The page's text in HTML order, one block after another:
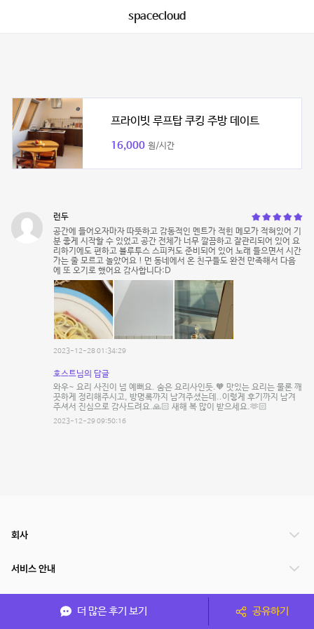
spacecloud
프라이빗 루프탑 쿠킹 주방 데이트
16,000 원/시간
런두
공간에 들어오자마자 따뜻하고 감동적인 멘트가 적힌 메모가 적혀있어 기
분 좋게 시작할 수 있었고 공간 전체가 너무 깔끔하고 잘관리되어 있어 요
리하기에도 편하고 블루투스 스피커도 준비되어 있어 노래 들으면서 시간
가는 줄 모르고 놀았어요 ! 먼 동네에서 온 친구들도 완전 만족해서 다음
에 또 오기로 했어요 감사합니다:D
2023-12-28 01:34:29
호스트님의 답글
와우~ 요리 사진이 넘 예뻐요. 숨은 요리사인듯.🧡 맛있는 요리는 물론 깨
끗하게 정리해주시고, 방명록까지 남겨주셨는데..이렇게 후기까지 남겨
주셔서 진심으로 감사드려요.🙏🏻 새해 복 많이 받으세요.🫶🏻
2023-12-29 09:50:16
더 많은 후기 보기 공유하기
회사
서비스 안내